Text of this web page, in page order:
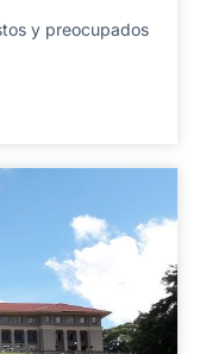
y preocupados